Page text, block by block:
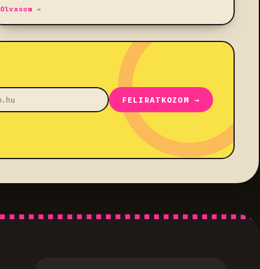
Olvasom →
FELIRATKOZOM →